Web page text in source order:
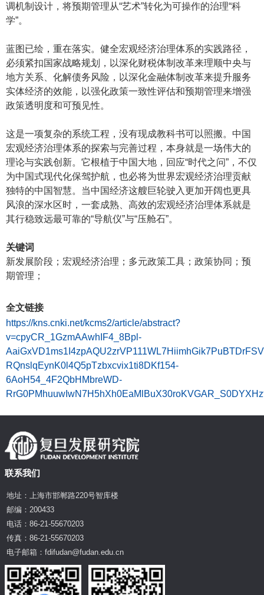
调机制设计，将预期管理从“艺术”转化为可操作的治理“科
学”。
蓝图已绘，重在落实。健全宏观经济治理体系的实践路径，
必须紧扣国家战略规划，以深化财税体制改革来理顺中央与
地方关系、化解债务风险，以深化金融体制改革来提升服务
实体经济的效能，以强化政策一致性评估和预期管理来增强
政策透明度和可预见性。
这是一项复杂的系统工程，没有现成教科书可以照搬。中国
宏观经济治理体系的探索与完善过程，本身就是一场伟大的
理论与实践创新。它根植于中国大地，回应“时代之问”，不仅
为中国式现代化保驾护航，也必将为世界宏观经济治理贡献
独特的中国智慧。当中国经济这艘巨轮驶入更加开阔也更具
风浪的深水区时，一套成熟、高效的宏观经济治理体系就是
其行稳致远最可靠的“导航仪”与“压舱石”。
关键词
新发展阶段；宏观经济治理；多元政策工具；政策协同；预
期管理；
全文链接
https://kns.cnki.net/kcms2/article/abstract?
v=cpyCR_1GzmAAwhIF4_8Bpl-
RQnslqEynK0l4Q5pTzbxcvix1ti8DKf154-
6AoH54_4F2QbHMbreWD-
联系我们
地址：上海市邯郸路220号智库楼
邮编：200433
电话：86-21-55670203
传真：86-21-55670203
电子邮箱：fdifudan@fudan.edu.cn